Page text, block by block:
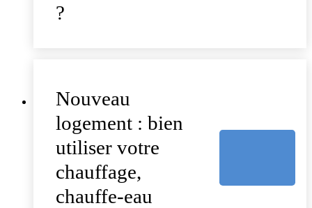
?
Nouveau
logement : bien
utiliser votre
chauffage,
chauffe-eau